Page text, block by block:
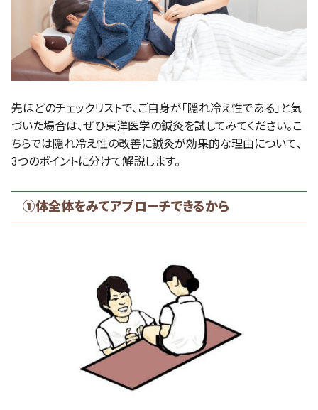
先ほどのチェックリストで、ご自身が「隠れ冷え性である」と気
づいた場合は、ぜひ東洋医学の鍼灸を試してみてください。こ
ちらでは隠れ冷え性の改善に鍼灸が効果的な理由について、
3つのポイントに分けて解説します。
①体全体をみてアプローチできるから